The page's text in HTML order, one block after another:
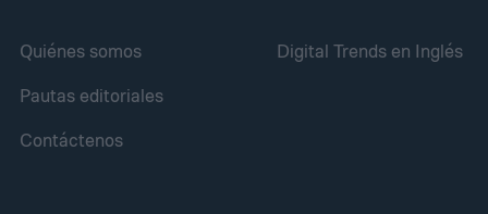
Quiénes somos
Pautas editoriales
Contáctenos
Digital Trends en Inglés